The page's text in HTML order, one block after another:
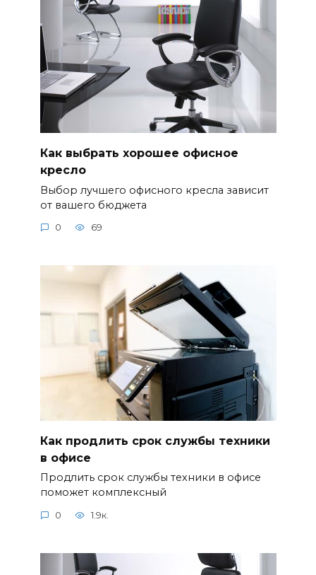
Как выбрать хорошее офисное
кресло
Выбор лучшего офисного кресла зависит
от вашего бюджета
0 69
Как продлить срок службы техники
в офисе
Продлить срок службы техники в офисе
поможет комплексный
0 1.9к.